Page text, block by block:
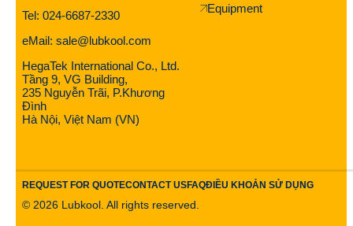
Tel: 024-6687-2330
eMail: sale@lubkool.com
HegaTek International Co., Ltd.
Tầng 9, VG Building,
235 Nguyễn Trãi, P.Khương
Đình
Hà Nội, Việt Nam (VN)
Equipment
REQUEST FOR QUOTECONTACT USFAQĐIỀU KHOẢN SỬ DỤNG
© 2026 Lubkool. All rights reserved.